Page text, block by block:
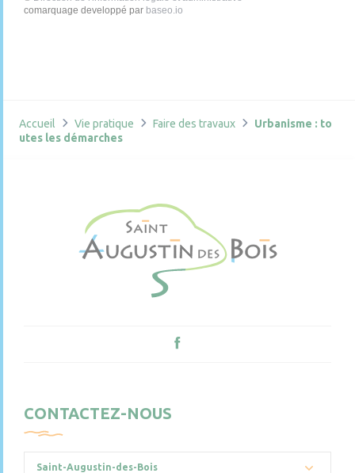
comarquage developpé par baseo.io
Accueil Vie pratique Faire des travaux
Urbanisme : to
utes les démarches
CONTACTEZ-NOUS
Saint-Augustin-des-Bois